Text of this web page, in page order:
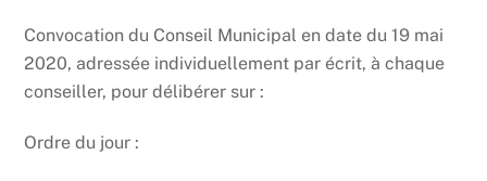
Convocation du Conseil Municipal en date du 19 mai
2020, adressée individuellement par écrit, à chaque
conseiller, pour délibérer sur :
Ordre du jour :